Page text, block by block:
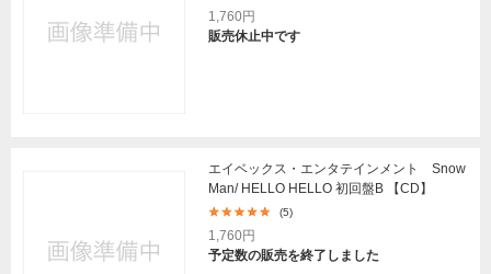
1,760円
販売休止中です
エイベックス・エンタテインメント Snow
Man/ HELLO HELLO 初回盤B 【CD】
(5)
1,760円
予定数の販売を終了しました